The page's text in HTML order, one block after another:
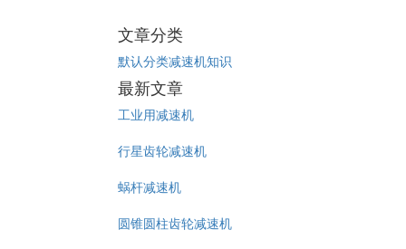
文章分类
默认分类减速机知识
最新文章
工业用减速机
行星齿轮减速机
蜗杆减速机
圆锥圆柱齿轮减速机